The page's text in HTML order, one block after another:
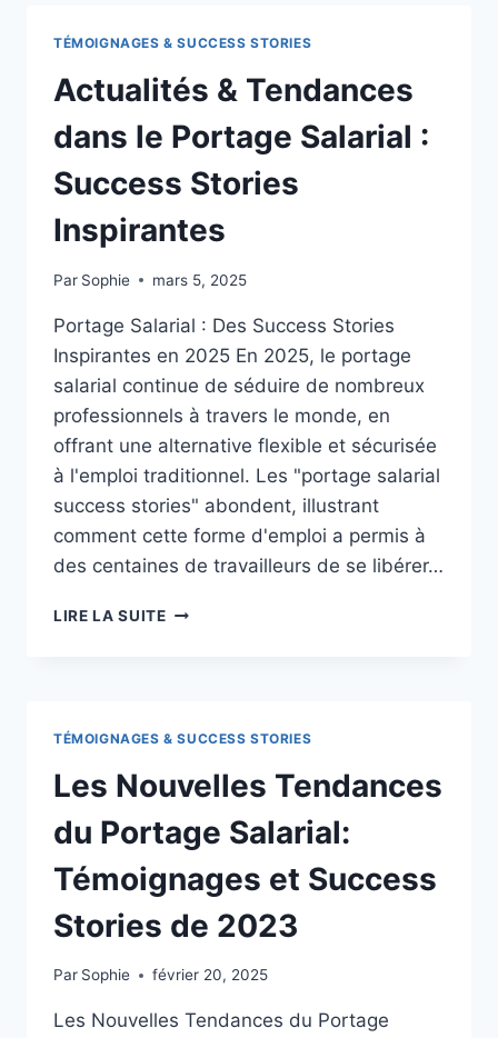
SUCCESS
STORIES
INSPIRANTES
D’INDÉPENDANTS
TÉMOIGNAGES & SUCCESS STORIES
Actualités & Tendances
dans le Portage Salarial :
Success Stories
Inspirantes
Par Sophie mars 5, 2025
Portage Salarial : Des Success Stories
Inspirantes en 2025 En 2025, le portage
salarial continue de séduire de nombreux
professionnels à travers le monde, en
offrant une alternative flexible et sécurisée
à l'emploi traditionnel. Les "portage salarial
success stories" abondent, illustrant
comment cette forme d'emploi a permis à
des centaines de travailleurs de se libérer…
LIRE LA SUITEACTUALITÉS
SUCCESS
STORIES
INSPIRANTES
TÉMOIGNAGES & SUCCESS STORIES
Les Nouvelles Tendances
du Portage Salarial:
Témoignages et Success
Stories de 2023
Par Sophie février 20, 2025
Les Nouvelles Tendances du Portage